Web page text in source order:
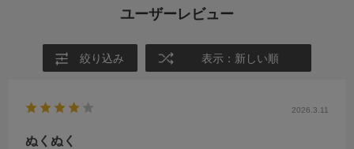
ユーザーレビュー
絞り込み 表示：新しい順
2026.3.11
ぬくぬく